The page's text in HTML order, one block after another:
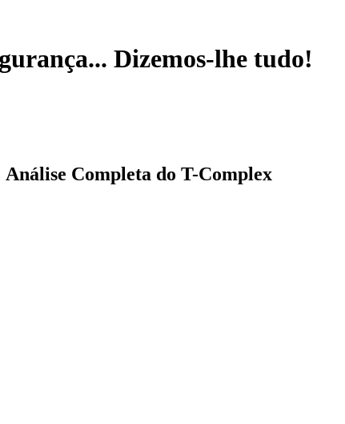
Dizemos-lhe tudo!
Análise Completa do T-Complex